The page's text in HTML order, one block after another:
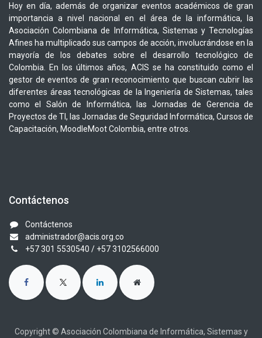
Hoy en día, además de organizar eventos académicos de gran
importancia a nivel nacional en el área de la informática, la
Asociación Colombiana de Informática, Sistemas y Tecnologías
Afines ha multiplicado sus campos de acción, involucrándose en la
mayoría de los debates sobre el desarrollo tecnológico de
Colombia. En los últimos años, ACIS se ha constituido como el
gestor de eventos de gran reconocimiento que buscan cubrir las
diferentes áreas tecnológicas de la Ingeniería de Sistemas, tales
como el Salón de Informática, las Jornadas de Gerencia de
Proyectos de TI, las Jornadas de Seguridad Informática, Cursos de
Capacitación, MoodleMoot Colombia, entre otros.
Contáctenos
Contáctenos
administrador@acis.org.co
+57 301 5530540 / +57 3102566000
Copyright © Asociación Colombiana de Informática, Sistemas y